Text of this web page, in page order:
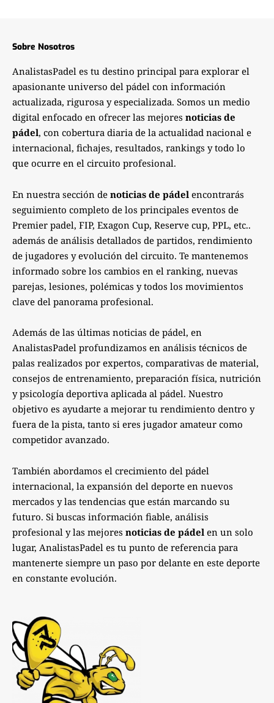
Sobre Nosotros
AnalistasPadel es tu destino principal para explorar el
apasionante universo del pádel con información
actualizada, rigurosa y especializada. Somos un medio
digital enfocado en ofrecer las mejores noticias de
pádel, con cobertura diaria de la actualidad nacional e
internacional, fichajes, resultados, rankings y todo lo
que ocurre en el circuito profesional.
En nuestra sección de noticias de pádel encontrarás
seguimiento completo de los principales eventos de
Premier padel, FIP, Exagon Cup, Reserve cup, PPL, etc..
además de análisis detallados de partidos, rendimiento
de jugadores y evolución del circuito. Te mantenemos
informado sobre los cambios en el ranking, nuevas
parejas, lesiones, polémicas y todos los movimientos
clave del panorama profesional.
Además de las últimas noticias de pádel, en
AnalistasPadel profundizamos en análisis técnicos de
palas realizados por expertos, comparativas de material,
consejos de entrenamiento, preparación física, nutrición
y psicología deportiva aplicada al pádel. Nuestro
objetivo es ayudarte a mejorar tu rendimiento dentro y
fuera de la pista, tanto si eres jugador amateur como
competidor avanzado.
También abordamos el crecimiento del pádel
internacional, la expansión del deporte en nuevos
mercados y las tendencias que están marcando su
futuro. Si buscas información fiable, análisis
profesional y las mejores noticias de pádel en un solo
lugar, AnalistasPadel es tu punto de referencia para
mantenerte siempre un paso por delante en este deporte
en constante evolución.